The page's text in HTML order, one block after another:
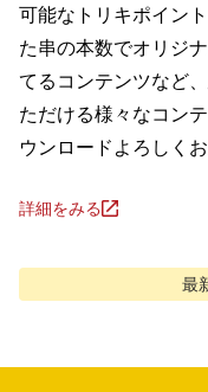
可能なトリキポイン
た串の本数でオリジ
てるコンテンツなど
ただける様々なコン
ウンロードよろしく
詳細をみる
最